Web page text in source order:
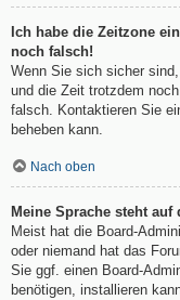
Ich habe die Zeitzone
noch falsch!
Wenn Sie sich sicher
und die Zeit trotzdem
falsch. Kontaktieren Sie
beheben kann.
Nach oben
Meine Sprache steht
Meist hat die Board-
oder niemand hat das
Sie ggf. einen Board-
benötigen, installieren